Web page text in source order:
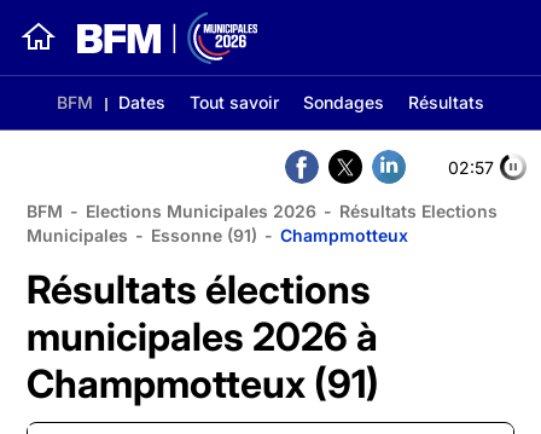
BFM Dates Tout savoir Sondages Résultats
02:56
BFM - Elections Municipales 2026 - Résultats Elections
Municipales - Essonne (91) - Champmotteux
Résultats élections
municipales 2026 à
Champmotteux (91)